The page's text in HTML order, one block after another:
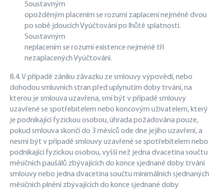
Soustavným
opožděným placením se rozumí zaplacení nejméně dvou
po sobě jdoucích Vyúčtování po lhůtě splatnosti.
Soustavným
neplacením se rozumí existence nejméně tří
nezaplacených Vyúčtování.
8.4. V případě zániku závazku ze smlouvy výpovědí, nebo
dohodou smluvních stran před uplynutím doby trvání, na
kterou je smlouva uzavřena, smí být v případě smlouvy
uzavřené se spotřebitelem nebo koncovým uživatelem, který
je podnikající fyzickou osobou, úhrada požadována pouze,
pokud smlouva skončí do 3 měsíců ode dne jejího uzavření, a
nesmí být v případě smlouvy uzavřené se spotřebitelem nebo
podnikající fyzickou osobou, vyšší než jedna dvacetina součtu
měsíčních paušálů zbývajících do konce sjednané doby trvání
smlouvy nebo jedna dvacetina součtu minimálních sjednaných
měsíčních plnění zbývajících do konce sjednané doby